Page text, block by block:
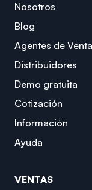
Nosotros
Blog
Agentes de Venta
Distribuidores
Demo gratuita
Cotización
Información
Ayuda
VENTAS